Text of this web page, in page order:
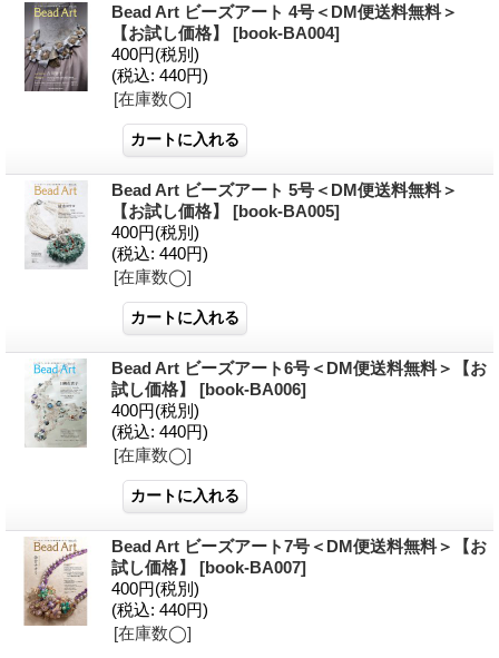
Bead Art ビーズアート 4号＜DM便送料無料＞
【お試し価格】 [book-BA004]
400円(税別)
(税込: 440円)
[在庫数◯]
Bead Art ビーズアート 5号＜DM便送料無料＞
【お試し価格】 [book-BA005]
400円(税別)
(税込: 440円)
[在庫数◯]
Bead Art ビーズアート6号＜DM便送料無料＞【お
試し価格】 [book-BA006]
400円(税別)
(税込: 440円)
[在庫数◯]
Bead Art ビーズアート7号＜DM便送料無料＞【お
試し価格】 [book-BA007]
400円(税別)
(税込: 440円)
[在庫数◯]